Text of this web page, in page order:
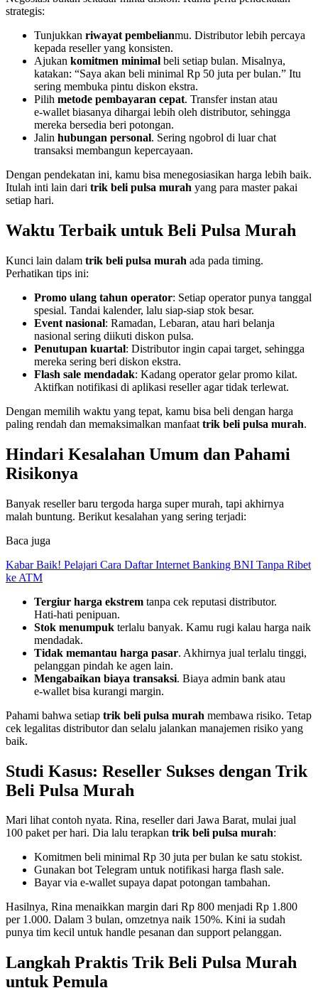
strategis:
Tunjukkan riwayat pembelianmu. Distributor lebih percaya
kepada reseller yang konsisten.
Ajukan komitmen minimal beli setiap bulan. Misalnya,
katakan: “Saya akan beli minimal Rp 50 juta per bulan.” Itu
sering membuka pintu diskon ekstra.
Pilih metode pembayaran cepat. Transfer instan atau
e‑wallet biasanya dihargai lebih oleh distributor, sehingga
mereka bersedia beri potongan.
Jalin hubungan personal. Sering ngobrol di luar chat
transaksi membangun kepercayaan.
Dengan pendekatan ini, kamu bisa menegosiasikan harga lebih baik.
Itulah inti lain dari trik beli pulsa murah yang para master pakai
setiap hari.
Waktu Terbaik untuk Beli Pulsa Murah
Kunci lain dalam trik beli pulsa murah ada pada timing.
Perhatikan tips ini:
Promo ulang tahun operator: Setiap operator punya tanggal
spesial. Tandai kalender, lalu siap‑siap stok besar.
Event nasional: Ramadan, Lebaran, atau hari belanja
nasional sering diikuti diskon pulsa.
Penutupan kuartal: Distributor ingin capai target, sehingga
mereka sering beri diskon ekstra.
Flash sale mendadak: Kadang operator gelar promo kilat.
Aktifkan notifikasi di aplikasi reseller agar tidak terlewat.
Dengan memilih waktu yang tepat, kamu bisa beli dengan harga
paling rendah dan memaksimalkan manfaat trik beli pulsa murah.
Hindari Kesalahan Umum dan Pahami
Risikonya
Banyak reseller baru tergoda harga super murah, tapi akhirnya
malah buntung. Berikut kesalahan yang sering terjadi:
Baca juga
Kabar Baik! Pelajari Cara Daftar Internet Banking BNI Tanpa Ribet
ke ATM
Tergiur harga ekstrem tanpa cek reputasi distributor.
Hati‑hati penipuan.
Stok menumpuk terlalu banyak. Kamu rugi kalau harga naik
mendadak.
Tidak memantau harga pasar. Akhirnya jual terlalu tinggi,
pelanggan pindah ke agen lain.
Mengabaikan biaya transaksi. Biaya admin bank atau
e‑wallet bisa kurangi margin.
Pahami bahwa setiap trik beli pulsa murah membawa risiko. Tetap
cek legalitas distributor dan selalu jalankan manajemen risiko yang
baik.
Studi Kasus: Reseller Sukses dengan Trik
Beli Pulsa Murah
Mari lihat contoh nyata. Rina, reseller dari Jawa Barat, mulai jual
100 paket per hari. Dia lalu terapkan trik beli pulsa murah:
Komitmen beli minimal Rp 30 juta per bulan ke satu stokist.
Gunakan bot Telegram untuk notifikasi harga flash sale.
Bayar via e‑wallet supaya dapat potongan tambahan.
Hasilnya, Rina menaikkan margin dari Rp 800 menjadi Rp 1.800
per 1.000. Dalam 3 bulan, omzetnya naik 150%. Kini ia sudah
punya tim kecil untuk handle pesanan dan support pelanggan.
Langkah Praktis Trik Beli Pulsa Murah
untuk Pemula